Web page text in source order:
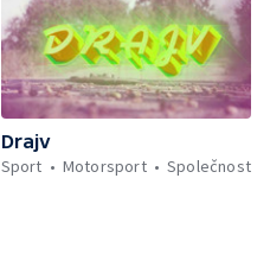
Drajv
Sport
Motorsport Společnost